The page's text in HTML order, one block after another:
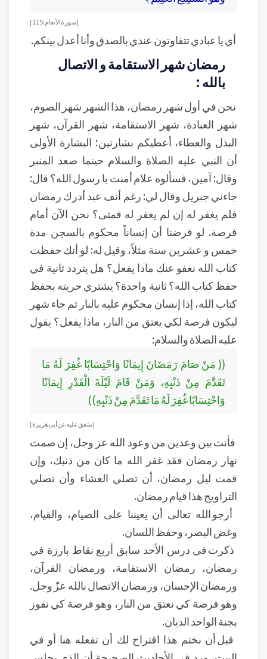
[ سورة الأنعام: 115]
أي يا عبادي تتفاوتون عندي بالصدق وأنا أعدل بينكم.
رمضان شهر الاستقامة و الاتصال
بالله :
نحن في أول شهر رمضان، هذا الشهر شهر الصوم،
شهر العبادة، شهر الاستقامة، شهر القرآن، شهر
البذل والعطاء، أعطيكم بشارتين؛ البشارة الأولى
أن النبي عليه الصلاة والسلام حينما صعد المنبر
وقال: آمين، فسألوه علام أمنت يا رسول الله؟ قال:
جاءني جبريل وقال لي: رغم أنف عبد أدرك رمضان
فلم يغفر له إن لم يغفر له فمتى؟ نحن الآن أمام
فرصة. لو فرضنا أن إنساناً محكوم بالسجن مدة
خمس و عشرين سنة مثلاً، وقيل له: لو أنك حفظت
كتاب الله نعفو عنك ماذا يفعل؟ هل يتردد ثانية في
حفظ كتاب الله؟ ثانية واحدة؟ يشتري حريته بحفظ
كتاب الله، إذا إنسان محكوم عليه بالنار ثم جاء شهر
ليكون فرصة لكي يعتق من النار، ماذا يفعل؟ يقول
عليه الصلاة والسلام:
(( مَنْ صَامَ رَمَضَانَ إِيمَانًا وَاحْتِسَابًا غُفِرَ لَهُ مَا
تَقَدَّمَ مِنْ ذَنْبِهِ، وَمَنْ قَامَ لَيْلَةَ الْقَدْرِ إِيمَانًا
وَاحْتِسَابًا غُفِرَ لَهُ مَا تَقَدَّمَ مِنْ ذَنْبِهِ))
[ متفق عليه عن أبي هريرة ]
فأنت بين وعدين من وعود الله عز وجل، إن صمت
نهار رمضان فقد غفر الله ما كان من ذنبك، وإن
قمت ليل رمضان، أن تصلي العشاء وأن تصلي
التراويح هذا قيام رمضان.
أرجو الله تعالى أن يعيننا على الصيام، والقيام،
وغض البصر، وحفظ اللسان.
ذكرت في درس الأحد سابق أربع نقاط بارزة في
رمضان، رمضان الاستقامة، ورمضان القرآن،
ورمضان الإحسان، ورمضان الاتصال بالله عزّ وجل.
وهو فرصة كي نعتق من النار، وهو فرصة كي نفوز
بجنة الواحد الديان.
قبل أن نختم هذا اقتراح لك أن تفعله هنا أو في